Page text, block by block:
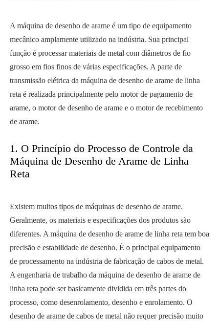
A máquina de desenho de arame é um tipo de equipamento
mecânico amplamente utilizado na indústria. Sua principal
função é processar materiais de metal com diâmetros de fio
grosso em fios finos de várias especificações. A parte de
transmissão elétrica da máquina de desenho de arame de linha
reta é realizada principalmente pelo motor de pagamento de
arame, o motor de desenho de arame e o motor de recebimento
de arame.
1. O Princípio do Processo de Controle da
Máquina de Desenho de Arame de Linha
Reta
Existem muitos tipos de máquinas de desenho de arame.
Geralmente, os materiais e especificações dos produtos são
diferentes. A máquina de desenho de arame de linha reta tem boa
precisão e estabilidade de desenho. É o principal equipamento
de processamento na indústria de fabricação de cabos de metal.
A engenharia de trabalho da máquina de desenho de arame de
linha reta pode ser basicamente dividida em três partes do
processo, como desenrolamento, desenho e enrolamento. O
desenho de arame de cabos de metal não requer precisão muito